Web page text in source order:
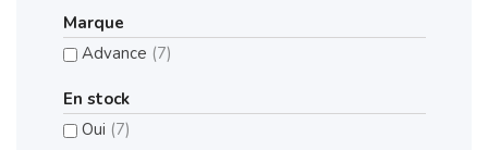
Marque
Advance (7)
En stock
Oui (7)